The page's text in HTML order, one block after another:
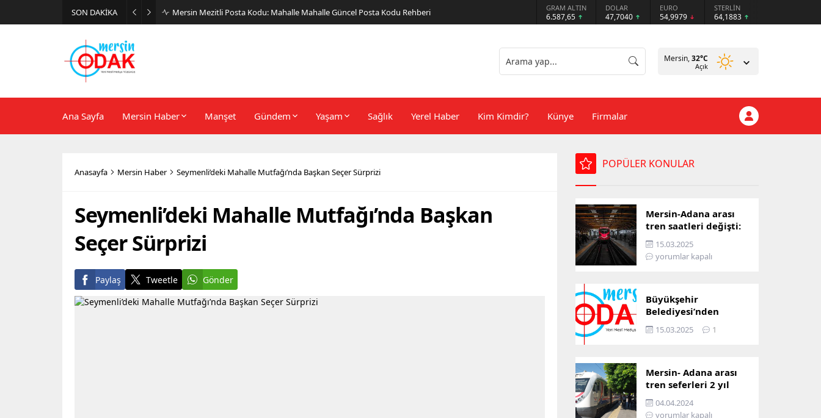
SON DAKİKA Günlük Stil İçin Erkek Sneaker Önerileri GRAM ALTIN
6.587,65
DOLAR
47,7040
EURO
54,9979
STERLİN
64,1883
Mersin,32°C
Açık
Ana Sayfa Mersin Haber Manşet Gündem Yaşam Sağlık Yerel Haber Kim Kimdir? Künye Firmalar
Anasayfa Mersin Haber Seymenli’deki Mahalle Mutfağı’nda Başkan Seçer Sürprizi
Seymenli’deki Mahalle Mutfağı’nda Başkan
Seçer Sürprizi
Paylaş Tweetle Gönder
POPÜLER KONULAR
Mersin-Adana arası
tren saatleri değişti:
İşte yeni ulaşım listesi
15.03.2025
yorumlar kapalı
Büyükşehir
Belediyesi’nden
Mersin ve Adana arası
ulaşım başladı
15.03.2025 1
Mersin- Adana arası
tren seferleri 2 yıl
boyunca
çalışmayacak
04.04.2024
yorumlar kapalı